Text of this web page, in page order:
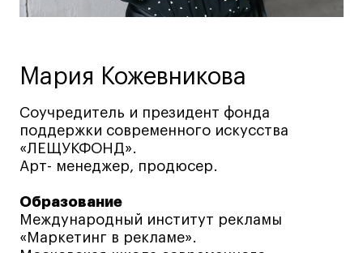
Сценография
Промышленный и предметный дизайн
Дизайн и декорирование интерьера
Бизнес и маркетинг
Подготовительные курсы и творческое
развитие
ИЗО и Керамика
Ландшафтный дизайн
Мария Кожевникова
Соучредитель и президент фонда
поддержки современного искусства
«ЛЕЩУКФОНД».
Арт- менеджер, продюсер.
Образование
Международный институт рекламы
«Маркетинг в рекламе».